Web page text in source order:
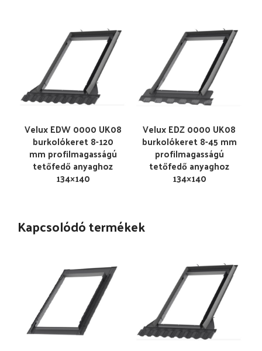
Velux EDW 0000 UK08
burkolókeret 8-120
mm profilmagasságú
tetőfedő anyaghoz
134×140
Velux EDZ 0000 UK08
burkolókeret 8-45 mm
profilmagasságú
tetőfedő anyaghoz
134×140
Kapcsolódó termékek